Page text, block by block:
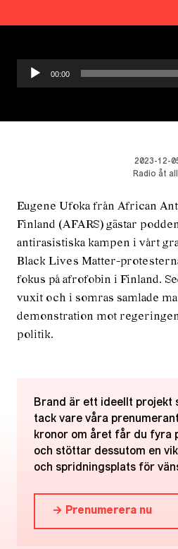
Ljudspelare
00:00
2023-12-
Radio åt
Eugene Ufoka från African
Finland (AFARS) gästar
antirasistiska kampen i vårt
Black Lives Matter-
fokus på afrofobin i Finland.
vuxit och i somras samlade
demonstration mot
politik.
Brand är ett ideellt projekt
tack vare våra
kronor om året får du fyra
och stöttar dessutom en
och spridningsplats för
→ Prenumerera nu